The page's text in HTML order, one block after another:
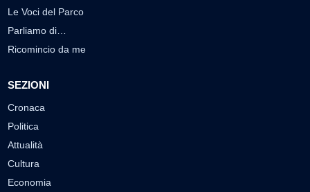
Le Voci del Parco
Parliamo di…
Ricomincio da me
SEZIONI
Cronaca
Politica
Attualità
Cultura
Economia